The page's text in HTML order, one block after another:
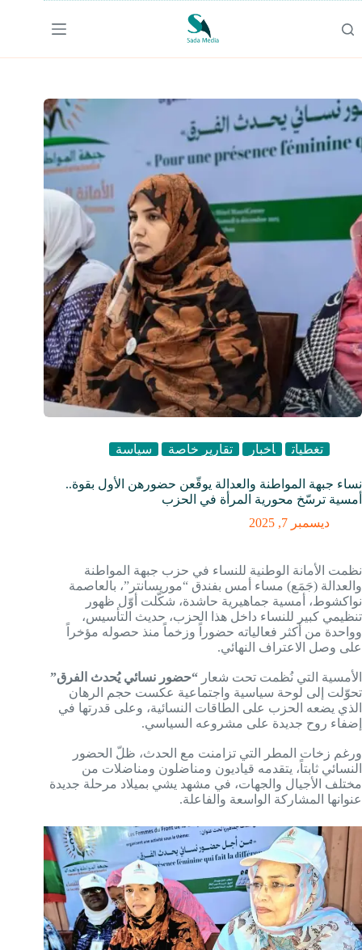
إلى
المحتوى
تغطيات أخبار تقارير خاصة سياسة
نساء جبهة المواطنة والعدالة يوقّعن حضورهن الأول بقوة..
أمسية ترسّخ محورية المرأة في الحزب
ديسمبر 7, 2025
نظمت الأمانة الوطنية للنساء في حزب جبهة المواطنة
والعدالة (جَمَع) مساء أمس بفندق “موريسانتر”، بالعاصمة
نواكشوط، أمسية جماهيرية حاشدة، شكّلت أوّل ظهور
تنظيمي كبير للنساء داخل هذا الحزب، حديث التأسيس،
وواحدة من أكثر فعالياته حضوراً وزخماً منذ حصوله مؤخراً
على وصل الاعتراف النهائي.
الأمسية التي نُظمت تحت شعار “حضور نسائي يُحدث الفرق”
تحوّلت إلى لوحة سياسية واجتماعية عكست حجم الرهان
الذي يضعه الحزب على الطاقات النسائية، وعلى قدرتها في
إضفاء روح جديدة على مشروعه السياسي.
ورغم زخات المطر التي تزامنت مع الحدث، ظلّ الحضور
النسائي ثابتاً، يتقدمه قياديون ومناضلون ومناضلات من
مختلف الأجيال والجهات، في مشهد يشي بميلاد مرحلة جديدة
عنوانها المشاركة الواسعة والفاعلة.